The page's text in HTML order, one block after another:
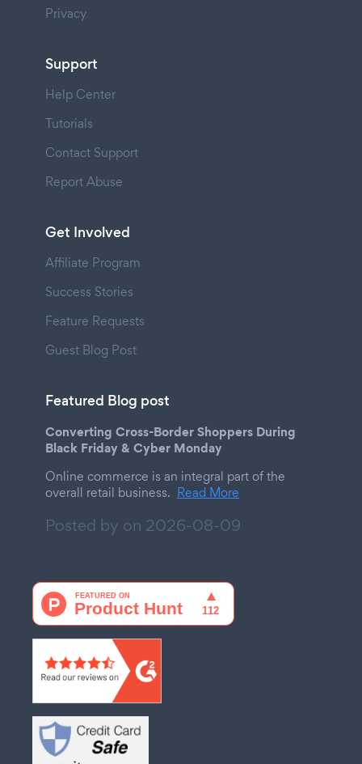
Privacy
Support
Help Center
Tutorials
Contact Support
Report Abuse
Get Involved
Affiliate Program
Success Stories
Feature Requests
Guest Blog Post
Featured Blog post
Converting Cross-Border Shoppers During
Black Friday & Cyber Monday
Online commerce is an integral part of the
overall retail business. Read More
Posted by on 2026-08-09